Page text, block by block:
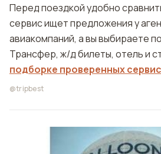
Перед поездкой удобно
сервис ищет предложения у
авиакомпаний, а вы выбираете
Трансфер, ж/д билеты, отель и
подборке проверенных
@tripbest